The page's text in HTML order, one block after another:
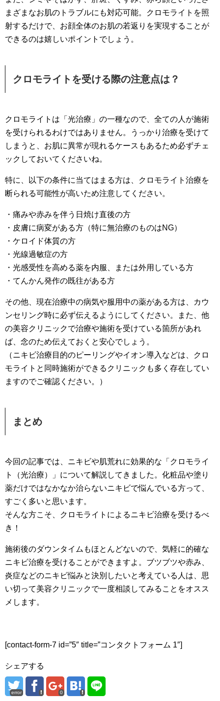
まざまなお肌のトラブルにも対応可能。クロモライトを照
射するだけで、お顔全体のお肌の若返りを実現することが
できるのは嬉しいポイントでしょう。
クロモライトを受ける際の注意点は？
クロモライトは「光治療」の一種なので、全ての人が施術
を受けられるわけではありません。うっかり治療を受けて
しまうと、お肌に異常が現れるケースもあるため必ずチェ
ックしておいてくださいね。
特に、以下の条件に当てはまる方は、クロモライト治療を
断られる可能性が高いため注意してください。
・痛みや赤みを伴う日焼け直後の方
・皮膚に病変がある方（特に無治療のものはNG）
・ケロイド体質の方
・光線過敏症の方
・光感受性を高める薬を内服、または外用している方
・てんかん発作の既往がある方
その他、現在治療中の病気や服用中の薬がある方は、カウ
ンセリング時に必ず伝えるようにしてください。また、他
の美容クリニックで治療や施術を受けている箇所があれ
ば、念のため伝えておくと安心でしょう。
（ニキビ治療目的のピーリングやイオン導入などは、クロ
モライトと同時施術ができるクリニックも多く存在してい
ますのでご確認ください。）
まとめ
今回の記事では、ニキビや肌荒れに効果的な「クロモライ
ト（光治療）」について解説してきました。化粧品や塗り
薬だけではなかなか治らないニキビで悩んでいる方って、
すごく多いと思います。
そんな方こそ、クロモライトによるニキビ治療を受けるべ
き！
施術後のダウンタイムもほとんどないので、気軽に的確な
ニキビ治療を受けることができますよ。ブツブツや赤み、
炎症などのニキビ悩みと決別したいと考えている人は、思
い切って美容クリニックで一度相談してみることをオスス
メします。
[contact-form-7 id=”5″ title=”コンタクトフォーム 1″]
シェアする
error 0